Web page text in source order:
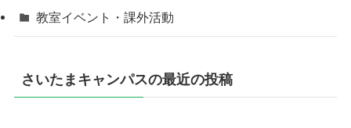
教室イベント・課外活動
さいたまキャンパスの最近の投稿